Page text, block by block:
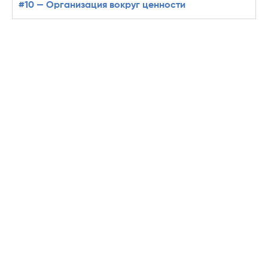
#10 — Организация вокруг ценности